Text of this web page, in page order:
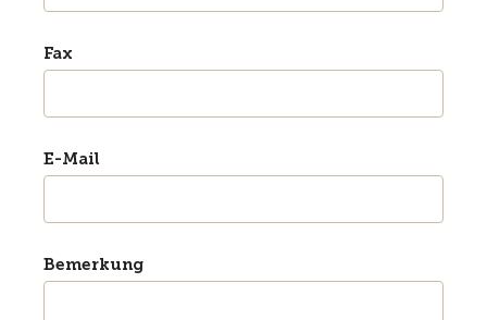
Fax
E-Mail
Bemerkung